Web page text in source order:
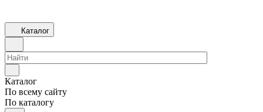
Каталог
Каталог
По всему сайту
По каталогу